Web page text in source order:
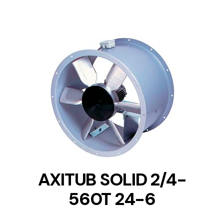
DETAILS
AXITUB SOLID 2/4-
560T 24-6